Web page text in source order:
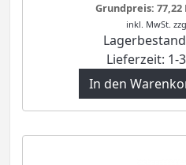
Grundpreis: 77,22
inkl. MwSt.
Lieferzeit: 1-